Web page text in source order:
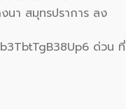
า สมุทรปราการ ลง
ด่วน ที่